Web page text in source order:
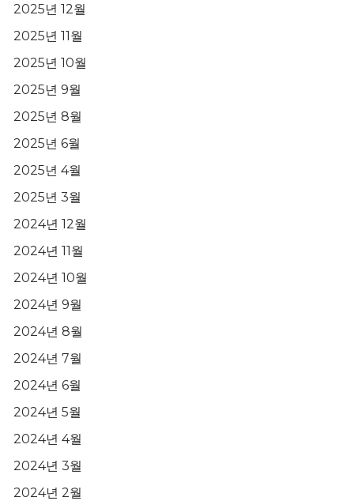
2025년 12월
2025년 11월
2025년 10월
2025년 9월
2025년 8월
2025년 6월
2025년 4월
2025년 3월
2024년 12월
2024년 11월
2024년 10월
2024년 9월
2024년 8월
2024년 7월
2024년 6월
2024년 5월
2024년 4월
2024년 3월
2024년 2월